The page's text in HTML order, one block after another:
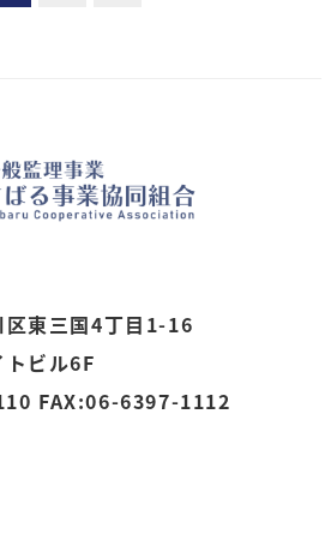
区東三国4丁目1-16
ビル6F
FAX:06-6397-1112